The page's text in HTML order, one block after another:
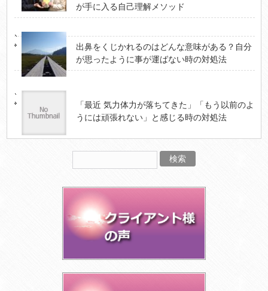
が手に入る自己理解メソッド
出鼻をくじかれるのはどんな意味がある？自分
が思ったように事が運ばない時の対処法
「最近 気力体力が落ちてきた」「もう以前のよ
うには頑張れない」と感じる時の対処法